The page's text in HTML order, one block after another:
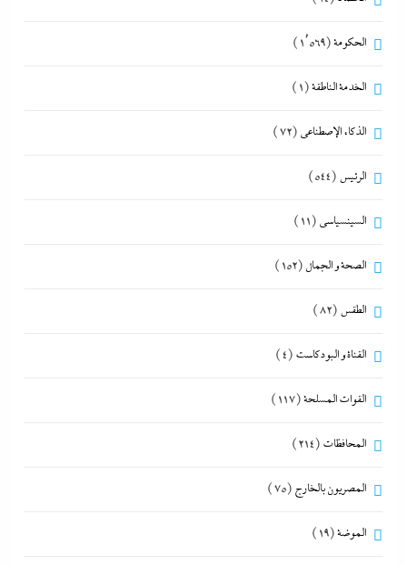
الحكومة(1٬569)
الخدمة الناطقة(1)
الذكاء الإصطناعي (72)
الرئيس (544)
السينسياسي (11)
الصحة و الجمال (152)
الطقس (82)
القناة و البودكاست (4)
القوات المسلحة(117)
المحافظات (214)
المصريون بالخارج (75)
الموضة(19)